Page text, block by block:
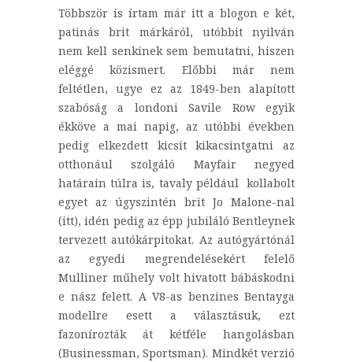
Többször is írtam már itt a blogon e két,
patinás brit márkáról, utóbbit nyilván
nem kell senkinek sem bemutatni, hiszen
eléggé közismert. Előbbi már nem
feltétlen, ugye ez az 1849-ben alapított
szabóság a londoni Savile Row egyik
ékköve a mai napig, az utóbbi években
pedig elkezdett kicsit kikacsintgatni az
otthonául szolgáló Mayfair negyed
határain túlra is, tavaly például kollabolt
egyet az úgyszintén brit Jo Malone-nal
(itt), idén pedig az épp jubiláló Bentleynek
tervezett autókárpitokat. Az autógyártónál
az egyedi megrendelésekért felelő
Mulliner műhely volt hivatott bábáskodni
e nász felett. A V8-as benzines Bentayga
modellre esett a választásuk, ezt
fazonírozták át kétféle hangolásban
(Businessman, Sportsman). Mindkét verzió